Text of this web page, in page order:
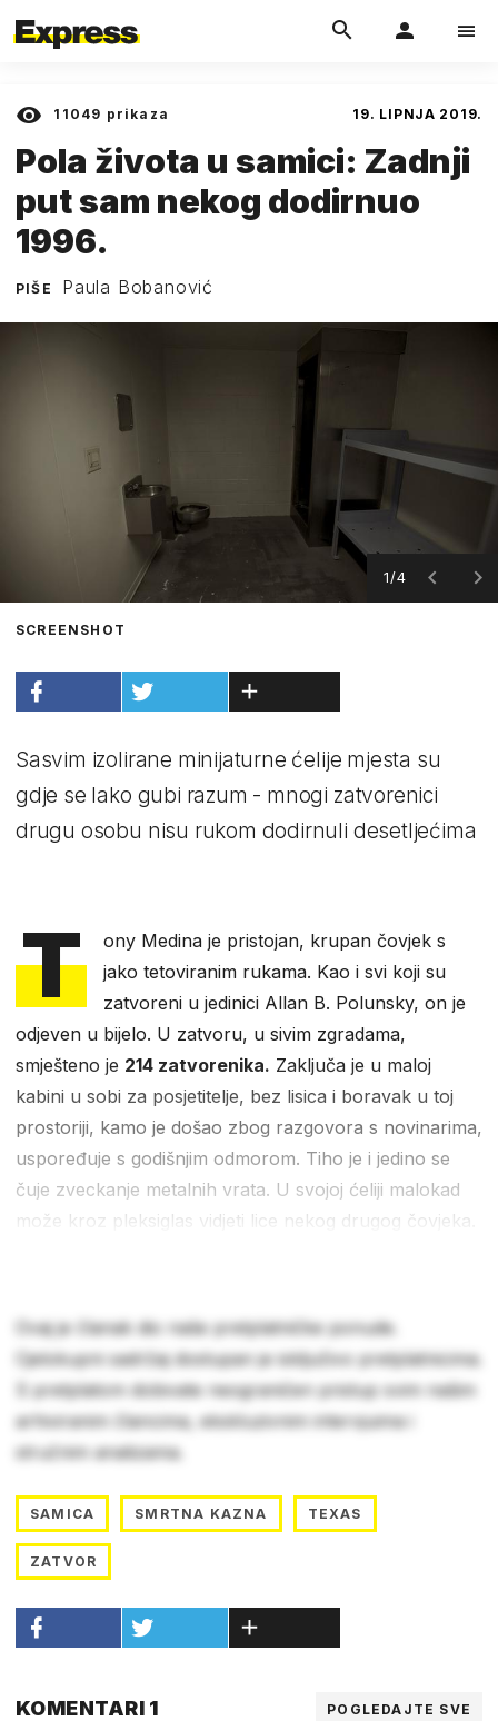
11049 prikaza 19. LIPNJA 2019.
Pola života u samici: Zadnji
put sam nekog dodirnuo
1996.
PIŠE Paula Bobanović
1/4
SCREENSHOT
Sasvim izolirane minijaturne ćelije mjesta su
gdje se lako gubi razum - mnogi zatvorenici
drugu osobu nisu rukom dodirnuli desetljećima
T
ony Medina je pristojan, krupan čovjek s
jako tetoviranim rukama. Kao i svi koji su
zatvoreni u jedinici Allan B. Polunsky, on je
odjeven u bijelo. U zatvoru, u sivim zgradama,
smješteno je 214 zatvorenika. Zaključa je u maloj
kabini u sobi za posjetitelje, bez lisica i boravak u toj
prostoriji, kamo je došao zbog razgovora s novinarima,
uspoređuje s godišnjim odmorom. Tiho je i jedino se
čuje zveckanje metalnih vrata. U svojoj ćeliji malokad
može kroz pleksiglas vidjeti lice nekog drugog čovjeka.
Ovaj je članak dio naše pretplatničke ponude.
Cjelokupni sadržaj dostupan je isključivo pretplatnicima.
S pretplatom dobivate neograničen pristup svim našim
arhiviranim člancima, ekskluzivnim intervjuima i
stručnim analizama.
SAMICA SMRTNA KAZNA TEXAS
ZATVOR
KOMENTARI 1 POGLEDAJTE SVE